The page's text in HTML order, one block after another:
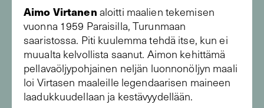
Aimo Virtanen aloitti maalien tekemisen
vuonna 1959 Paraisilla, Turunmaan
saaristossa. Piti kuulemma tehdä itse, kun ei
muualta kelvollista saanut. Aimon kehittämä
pellavaöljypohjainen neljän luonnonöljyn maali
loi Virtasen maaleille legendaarisen maineen
laadukkuudellaan ja kestävyydellään.